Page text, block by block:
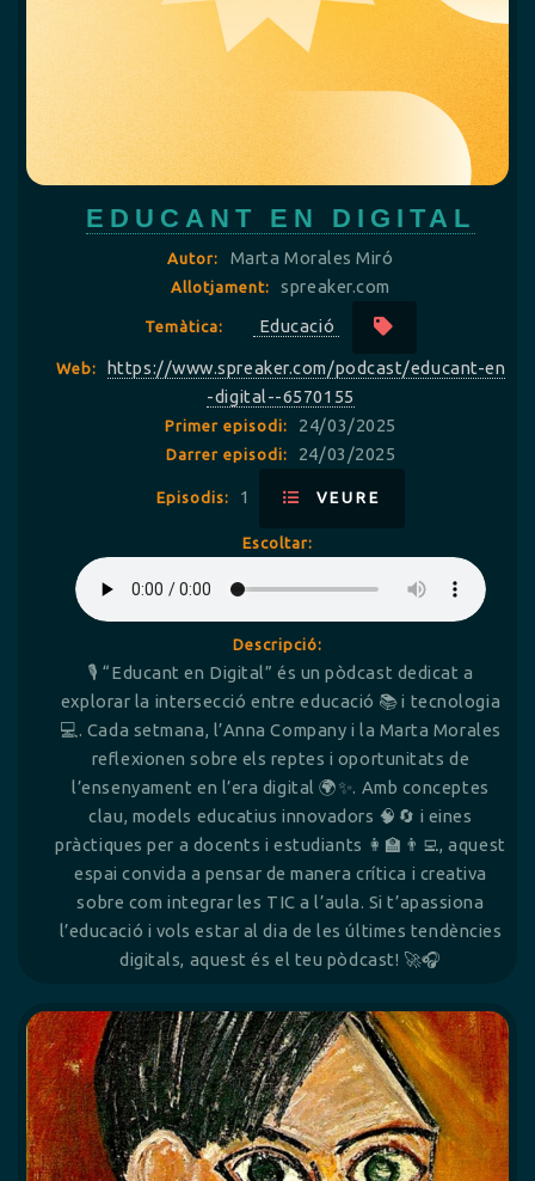
EDUCANT EN DIGITAL
Autor: Marta Morales Miró
Allotjament: spreaker.com
Temàtica: Educació
Web:
https://www.spreaker.com/podcast/educant-en
-digital--6570155
Primer episodi: 24/03/2025
Darrer episodi: 24/03/2025
Episodis: 1 VEURE
Escoltar:
Descripció:
🎙️ “Educant en Digital” és un pòdcast dedicat a
explorar la intersecció entre educació 📚 i tecnologia
💻. Cada setmana, l’Anna Company i la Marta Morales
reflexionen sobre els reptes i oportunitats de
l’ensenyament en l’era digital 🌍✨. Amb conceptes
clau, models educatius innovadors 🧠🔄 i eines
pràctiques per a docents i estudiants 👩‍🏫👨‍💻, aquest
espai convida a pensar de manera crítica i creativa
sobre com integrar les TIC a l’aula. Si t’apassiona
l’educació i vols estar al dia de les últimes tendències
digitals, aquest és el teu pòdcast! 🚀🎧